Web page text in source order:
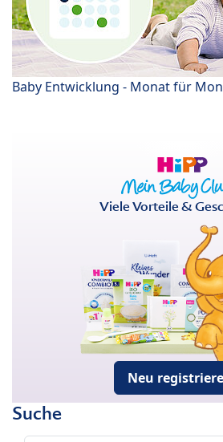
Baby Entwicklung - Monat für
Viele Vorteile &
Neu
Suche